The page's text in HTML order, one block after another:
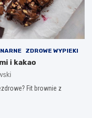
ZDROWE WYPIEKI
i kakao
Fit brownie z